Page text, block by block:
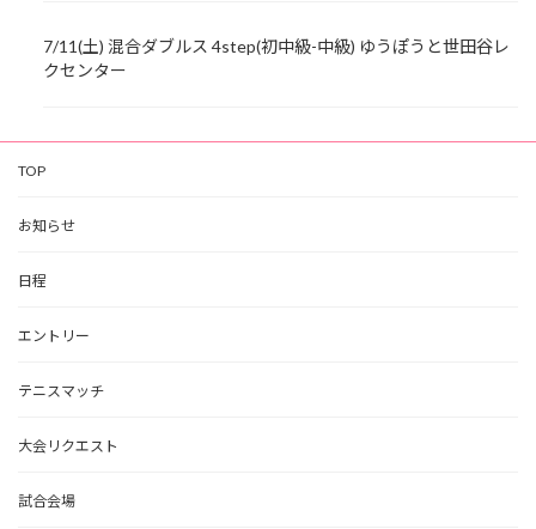
7/11(土) 混合ダブルス 4step(初中級-中級) ゆうぽうと世田谷レ
クセンター
TOP
お知らせ
日程
エントリー
テニスマッチ
大会リクエスト
試合会場